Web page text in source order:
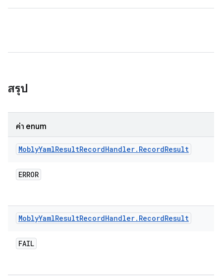
สรุป
ค่า enum
MoblyYamlResultRecordHandler. RecordResult
ERROR
MoblyYamlResultRecordHandler. RecordResult
FAIL